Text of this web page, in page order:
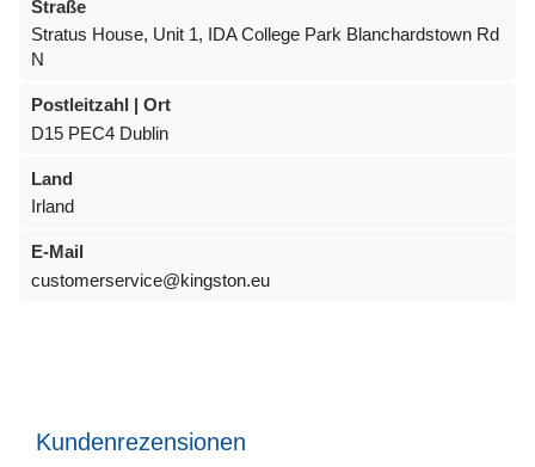
Straße
Stratus House, Unit 1, IDA College Park Blanchardstown Rd
N
Postleitzahl | Ort
D15 PEC4 Dublin
Land
Irland
E-Mail
customerservice@kingston.eu
Kundenrezensionen